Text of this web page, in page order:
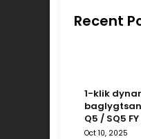
Recent
1-klik
Q5 / SQ5
Oct 10, 2025